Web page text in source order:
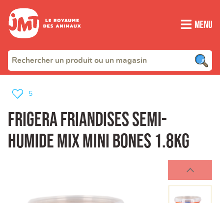
Menu
Frigera friandises semi-
humide mix mini bones 1.8kg
5